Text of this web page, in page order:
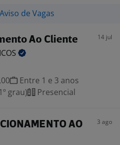
de Vagas
Ao Cliente 14 jul
Entre 1 e 3 anos
grau)
Presencial
AO
3 ago